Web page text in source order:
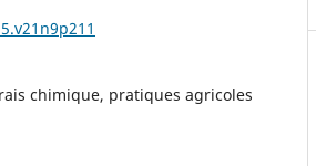
chimique, pratiques agricoles